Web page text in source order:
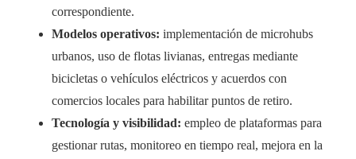
correspondiente.
Modelos operativos: implementación de microhubs
urbanos, uso de flotas livianas, entregas mediante
bicicletas o vehículos eléctricos y acuerdos con
comercios locales para habilitar puntos de retiro.
Tecnología y visibilidad: empleo de plataformas para
gestionar rutas, monitoreo en tiempo real, mejora en la